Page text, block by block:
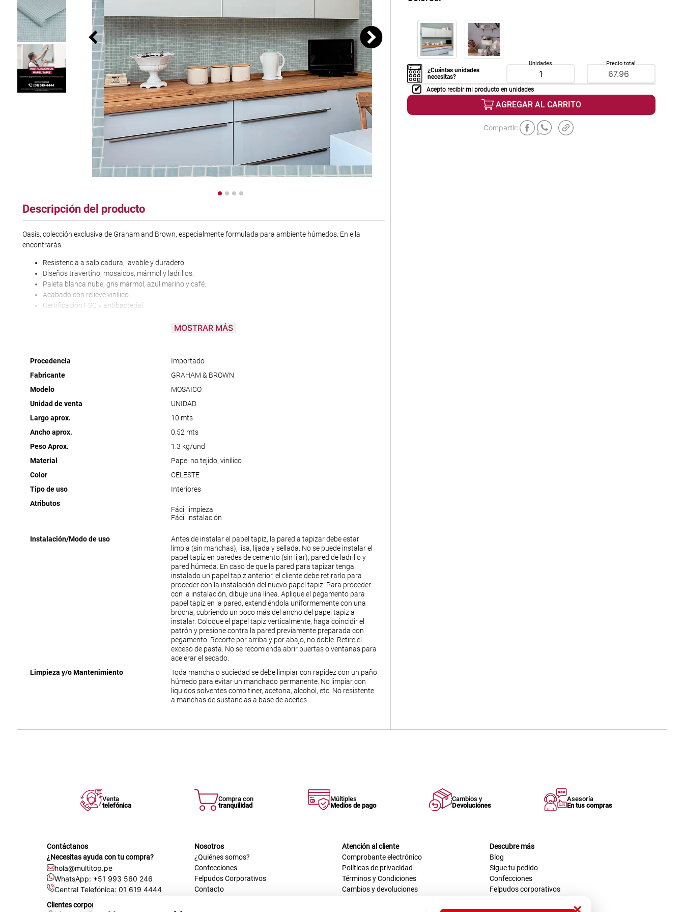
Descripción del producto
Oasis, colección exclusiva de Graham and Brown, especialmente formulada para ambiente húmedos. En ella
encontrarás:
Resistencia a salpicadura, lavable y duradero.
Diseños travertino, mosaicos, mármol y ladrillos.
Paleta blanca nube, gris mármol, azul marino y café.
Acabado con relieve vinílico.
Certificación FSC y antibacterial.
Transmite modernidad en tus ambientes con Oasis. Para ver la colección completa, click en el menú de la página,
MOSTRAR MÁS
Procedencia
Importado
Fabricante
GRAHAM & BROWN
Modelo
MOSAICO
Unidad de venta
UNIDAD
Largo aprox.
10 mts
Ancho aprox.
0.52 mts
Peso Aprox.
1.3 kg/und
Material
Papel no tejido; vinílico
Color
CELESTE
Tipo de uso
Interiores
Atributos
Fácil limpieza
Fácil instalación
Instalación/Modo de uso
Antes de instalar el papel tapiz, la pared a tapizar debe estar
limpia (sin manchas), lisa, lijada y sellada. No se puede instalar el
papel tapiz en paredes de cemento (sin lijar), pared de ladrillo y
pared húmeda. En caso de que la pared para tapizar tenga
instalado un papel tapiz anterior, el cliente debe retirarlo para
proceder con la instalación del nuevo papel tapiz. Para proceder
con la instalación, dibuje una línea. Aplique el pegamento para
papel tapiz en la pared, extendiéndola uniformemente con una
brocha, cubriendo un poco más del ancho del papel tapiz a
instalar. Coloque el papel tapiz verticalmente, haga coincidir el
patrón y presione contra la pared previamente preparada con
pegamento. Recorte por arriba y por abajo, no doble. Retire el
exceso de pasta. No se recomienda abrir puertas o ventanas para
acelerar el secado.
Limpieza y/o Mantenimiento
Toda mancha o suciedad se debe limpiar con rapidez con un paño
húmedo para evitar un manchado permanente. No limpiar con
liquidos solventes como tiner, acetona, alcohol, etc. No resistente
a manchas de sustancias a base de aceites.
¿Cuántas unidades
necesitas?
Unidades Precio total
Acepto recibir mi producto en unidades
AGREGAR AL CARRITO
Venta
telefónica
Compra con
tranquilidad
Múltiples
Medios de pago
Cambios y
Devoluciones
Asesoría
En tus compras
Contáctanos
¿Necesitas ayuda con tu compra?
hola@multitop.pe
WhatsApp: +51 993 560 246
Central Telefónica: 01 619 4444
Clientes corporativos
Nosotros
¿Quiénes somos?
Confecciones
Felpudos Corporativos
Contacto
Atención al cliente
Comprobante electrónico
Políticas de privacidad
Términos y Condiciones
Cambios y devoluciones
Descubre más
Blog
Sigue tu pedido
Confecciones
Felpudos corporativos